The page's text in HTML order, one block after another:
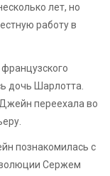
лет, но
работу в
дочь Шарлотта.
переехала во
познакомилась с
Сержем